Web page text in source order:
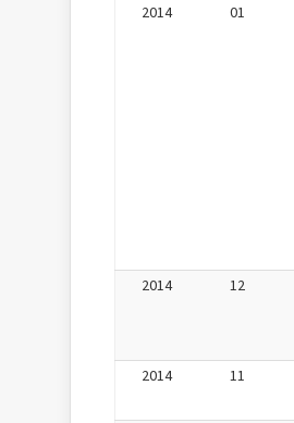
2014
01
2014
12
2014
11